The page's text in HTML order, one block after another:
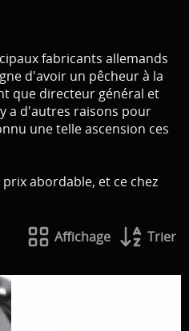
sera calculée dans le
la reste
fabricants allemands
d'avoir un pêcheur à la
que directeur général et
a d'autres raisons pour
une telle ascension ces
abordable, et ce chez
Affichage Trier